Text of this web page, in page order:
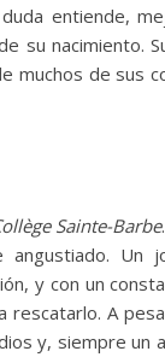
entiende,
su nacimiento.
muchos de sus
Sainte-Barbe
Un
y con un
rescatarlo. A
y, siempre un